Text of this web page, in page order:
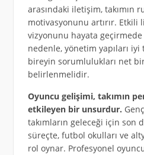
arasındaki iletişim, takımın
motivasyonunu artırır. Etkili
vizyonunu hayata
nedenle, yönetim yapıları iyi
bireyin sorumlulukları net
belirlenmelidir.
Oyuncu gelişimi, takımın
etkileyen bir unsurdur.
takımların geleceği için son
süreçte, futbol okulları ve
rol oynar. Profesyonel